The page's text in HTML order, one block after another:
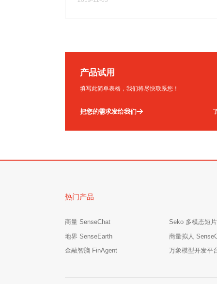
Oral），13项冠军的成绩创造新“高度”(详见
术积累的“厚度”，在大会现场也能切身感受
产品试用
填写此简单表格，我们将尽快联系您！
把您的需求发给我们
热门产品
商量 SenseChat
Seko 多模态短
地界 SenseEarth
商量拟人
金融智脑 FinAgent
万象模型开发平